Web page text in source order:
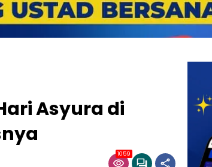
Asyura di
1059